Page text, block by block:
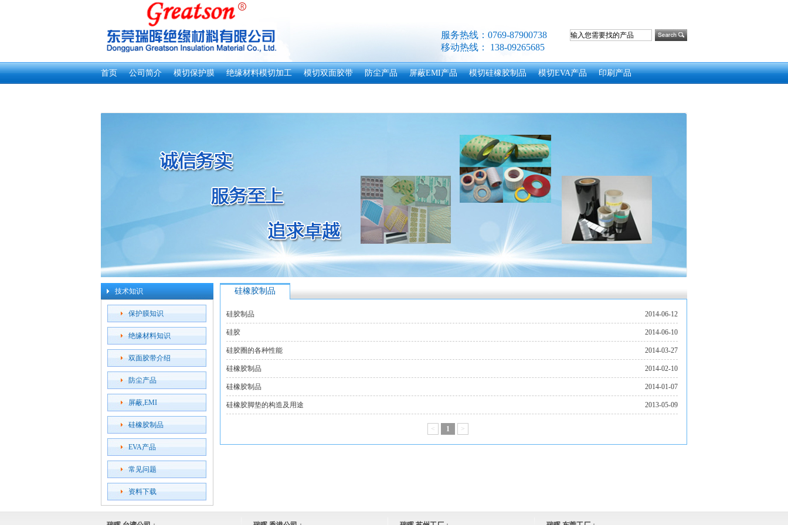
服务热线：0769-87900738
移动热线： 138-09265685
首页 公司简介 模切保护膜 绝缘材料模切加工 模切双面胶带 防尘产品 屏蔽EMI产品 模切硅橡胶制品 模切EVA产品 印刷产品
技术知识
保护膜知识
绝缘材料知识
双面胶带介绍
防尘产品
屏蔽,EMI
硅橡胶制品
EVA产品
常见问题
资料下载
硅橡胶制品
硅胶制品 2014-06-12
​硅胶 2014-06-10
硅胶圈的各种性能 2014-03-27
硅橡胶制品 2014-02-10
硅橡胶制品 2014-01-07
硅橡胶脚垫的构造及用途 2013-05-09
< 1 >